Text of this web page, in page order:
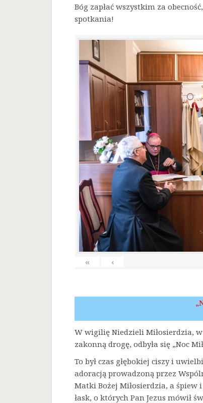
Bóg zapłać wszystkim za
spotkania!
« ‹
W wigilię Niedzieli Miłosierdzia,
zakonną drogę, odbyła się „Noc
To był czas głębokiej ciszy i
adoracją prowadzoną przez
Matki Bożej Miłosierdzia, a
łask, o których Pan Jezus mówił